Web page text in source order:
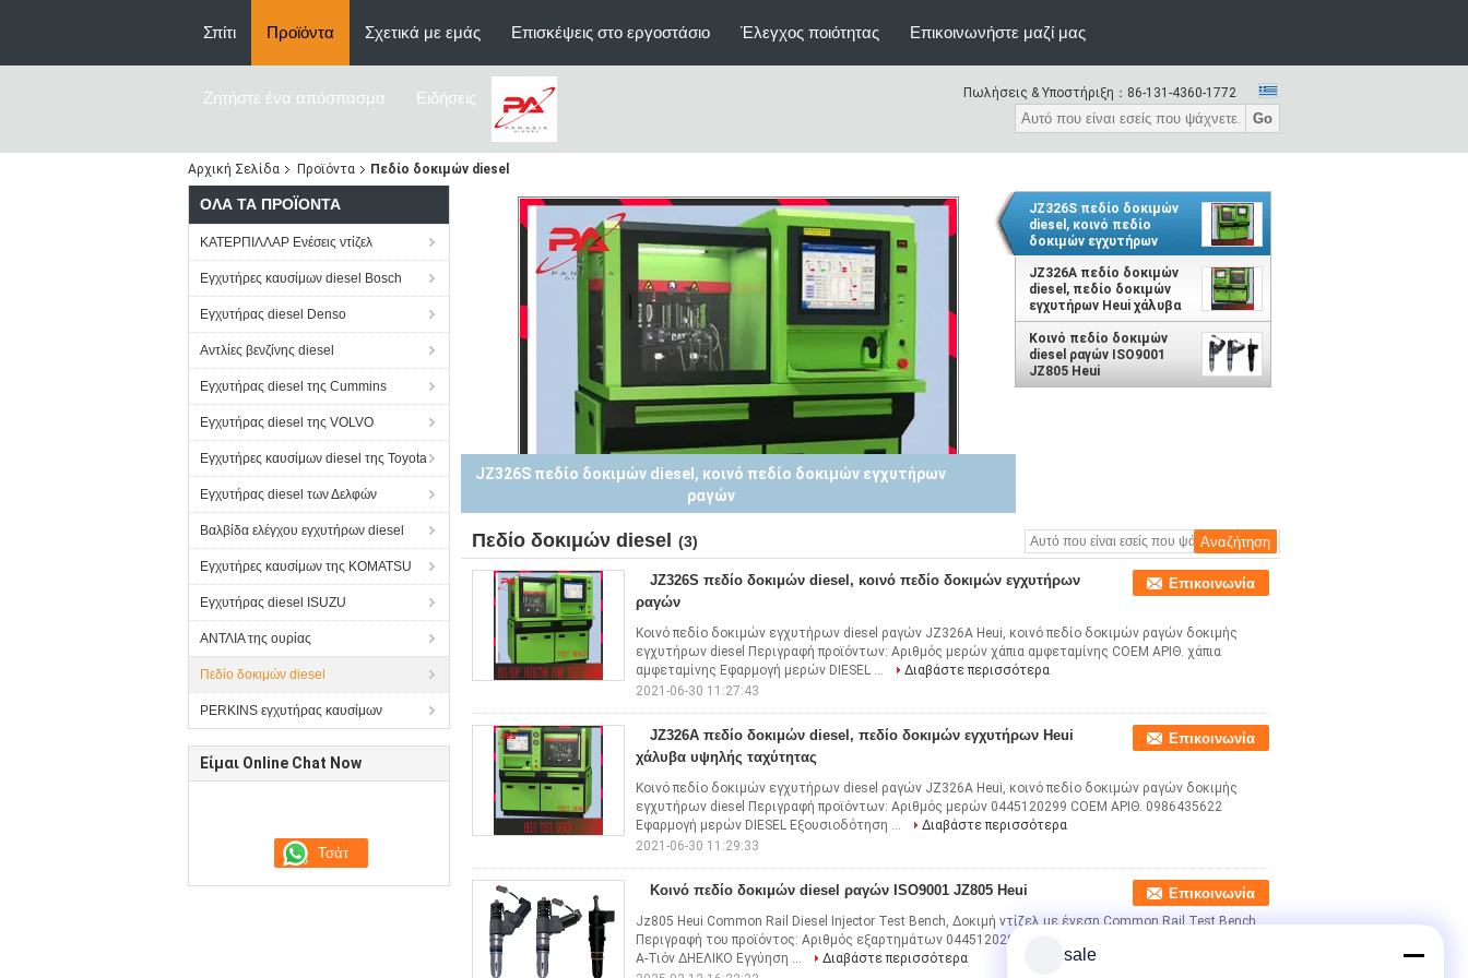
Σπίτι Προϊόντα Σχετικά με εμάς Επισκέψεις στο εργοστάσιο Έλεγχος ποιότητας Επικοινωνήστε μαζί μας
Ζητήστε ένα απόσπασμα Ειδήσεις Πωλήσεις & Υποστήριξη： 86-131-4360-1772
Go
Αρχική Σελίδα Προϊόντα Πεδίο δοκιμών diesel
ΌΛΑ ΤΑ ΠΡΟΪΌΝΤΑ
ΚΑΤΕΡΠΙΛΛΑΡ Ενέσεις ντίζελ
Εγχυτήρες καυσίμων diesel Bosch
Εγχυτήρας diesel Denso
Αντλίες βενζίνης diesel
Εγχυτήρας diesel της Cummins
Εγχυτήρας diesel της VOLVO
Εγχυτήρες καυσίμων diesel της Toyota
Εγχυτήρας diesel των Δελφών
Βαλβίδα ελέγχου εγχυτήρων diesel
Εγχυτήρες καυσίμων της KOMATSU
Εγχυτήρας diesel ISUZU
ΑΝΤΛΙΑ της ουρίας
Πεδίο δοκιμών diesel
PERKINS εγχυτήρας καυσίμων
Είμαι Online Chat Now
JZ326A πεδίο δοκιμών diesel, πεδίο δοκιμών εγχυτήρων Heui
χάλυβα υψηλής ταχύτητας
JZ326S πεδίο δοκιμών
diesel, κοινό πεδίο
δοκιμών εγχυτήρων
ραγών
JZ326A πεδίο δοκιμών
diesel, πεδίο δοκιμών
εγχυτήρων Heui χάλυβα
υψηλής ταχύτητας
Κοινό πεδίο δοκιμών
diesel ραγών ISO9001
JZ805 Heui
Πεδίο δοκιμών diesel (3)
JZ326S πεδίο δοκιμών diesel, κοινό πεδίο δοκιμών εγχυτήρων
ραγών
Επικοινωνία
Κοινό πεδίο δοκιμών εγχυτήρων diesel ραγών JZ326A Heui, κοινό πεδίο δοκιμών ραγών δοκιμής
εγχυτήρων diesel Περιγραφή προϊόντων: Αριθμός μερών χάπια αμφεταμίνης COEM ΑΡΙΘ. χάπια
αμφεταμίνης Εφαρμογή μερών DIESEL ...
Διαβάστε περισσότερα
2021-06-30 11:27:43
JZ326A πεδίο δοκιμών diesel, πεδίο δοκιμών εγχυτήρων Heui
χάλυβα υψηλής ταχύτητας
Επικοινωνία
Κοινό πεδίο δοκιμών εγχυτήρων diesel ραγών JZ326A Heui, κοινό πεδίο δοκιμών ραγών δοκιμής
εγχυτήρων diesel Περιγραφή προϊόντων: Αριθμός μερών 0445120299 COEM ΑΡΙΘ. 0986435622
Εφαρμογή μερών DIESEL Εξουσιοδότηση ...
Διαβάστε περισσότερα
2021-06-30 11:29:33
Κοινό πεδίο δοκιμών diesel ραγών ISO9001 JZ805 Heui Επικοινωνία
Jz805 Heui Common Rail Diesel Injector Test Bench, Δοκιμή ντίζελ με ένεση Common Rail Test Bench
Περιγραφή του προϊόντος: Αριθμός εξαρτημάτων 0445120299 OEM Όχι 0986435622 Μέρη Εφαρμογή-
Α-Τιόν ΔΗΕΛΙΚΟ Εγγύηση ...
Διαβάστε περισσότερα
sale